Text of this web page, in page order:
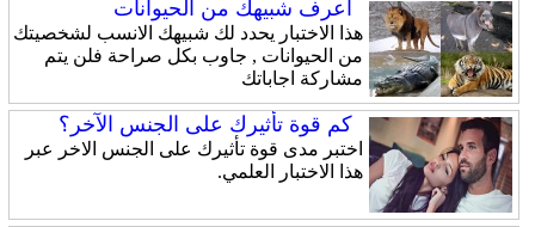
اعرف شبيهك من الحيوانات
هذا الاختبار يحدد لك شبيهك الانسب لشخصيتك
من الحيوانات , جاوب بكل صراحة فلن يتم
مشاركة اجاباتك
كم قوة تأثيرك على الجنس الآخر؟
اختبر مدى قوة تأثيرك على الجنس الاخر عبر
هذا الاختبار العلمي.